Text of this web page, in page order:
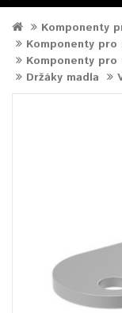
Komponenty
Komponenty
Komponenty
Držáky madla